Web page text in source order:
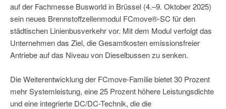
auf der Fachmesse Busworld in Brüssel (4.–9. Oktober 2025)
sein neues Brennstoffzellenmodul FCmove®-SC für den
städtischen Linienbusverkehr vor. Mit dem Modul verfolgt das
Unternehmen das Ziel, die Gesamtkosten emissionsfreier
Antriebe auf das Niveau von Dieselbussen zu senken.
Die Weiterentwicklung der FCmove-Familie bietet 30 Prozent
mehr Systemleistung, eine 25 Prozent höhere Leistungsdichte
und eine integrierte DC/DC-Technik, die die